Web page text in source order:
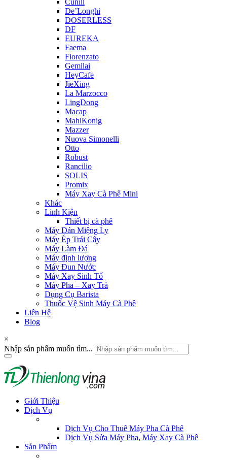
Cunill
De’Longhi
DOSERLESS
DF
EUREKA
Faema
Fiorenzato
Gemilai
HeyCafe
JieXing
La Marzocco
LingDong
Macap
MahlKonig
Mazzer
Nuova Simonelli
Otto
Robust
Rancilio
SOLIS
Promix
Máy Xay Cà Phê Mini
Khác
Linh Kiện
Thiết bị cà phê
Máy Dán Miệng Ly
Máy Ép Trái Cây
Máy Làm Đá
Máy định lượng
Máy Đun Nước
Máy Xay Sinh Tố
Máy Pha – Xay Trà
Dụng Cụ Barista
Thuốc Vệ Sinh Máy Cà Phê
Liên Hệ
Blog
×
Nhập sản phẩm muốn tìm...
Giới Thiệu
Dịch Vụ
Dịch Vụ Cho Thuê Máy Pha Cà Phê
Dịch Vụ Sửa Máy Pha, Máy Xay Cà Phê
Sản Phẩm